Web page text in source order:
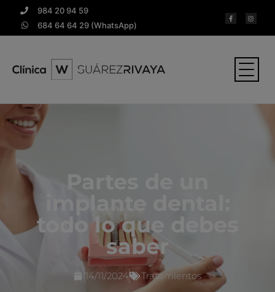
984 20 94 59
684 64 64 29 (WhatsApp)
implante dental:
todo lo que debes
saber
14/11/2024 Tratamientos